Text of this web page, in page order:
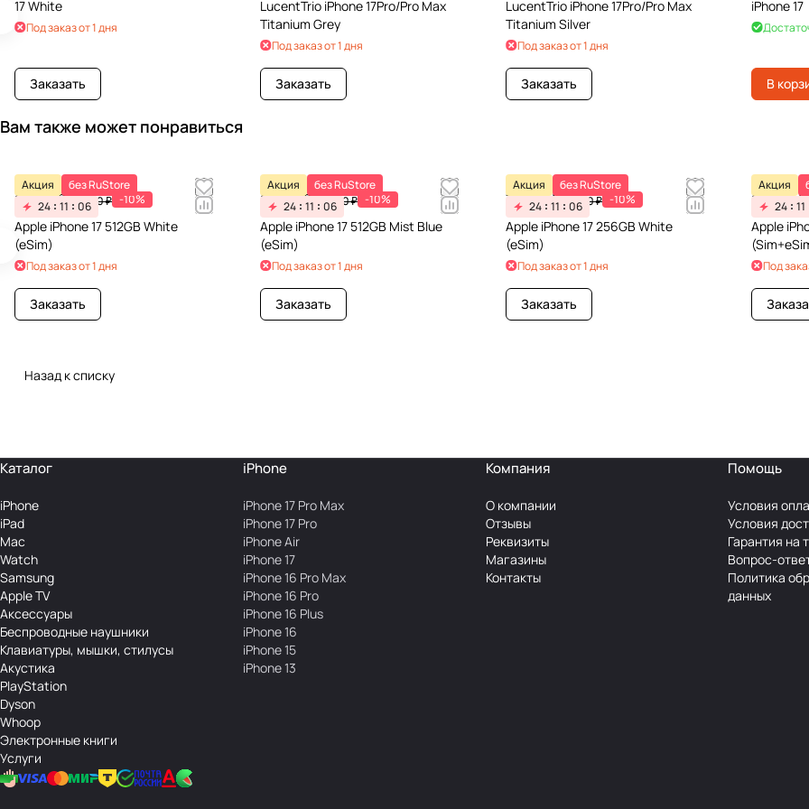
17 White
Под заказ от 1 дня
Заказать
LucentTrio iPhone 17Pro/Pro Max
Titanium Grey
Под заказ от 1 дня
Заказать
LucentTrio iPhone 17Pro/Pro Max
Titanium Silver
Под заказ от 1 дня
Заказать
iPhone 17
В
Вам также может понравиться
Акция
без RuStore
24 11 06
91 791 ₽101 990 ₽ -10%
Apple iPhone 17 512GB White
(eSim)
Под заказ от 1 дня
Заказать
Акция
без RuStore
24 11 06
91 791 ₽101 990 ₽ -10%
Apple iPhone 17 512GB Mist Blue
(eSim)
Под заказ от 1 дня
Заказать
Акция
без RuStore
24 11 06
76 491 ₽84 990 ₽ -10%
Apple iPhone 17 256GB White
(eSim)
Под заказ от 1 дня
Заказать
Акция
24 11
98 991 ₽
Apple
Под
Назад к списку
Каталог
iPhone
iPad
Mac
Watch
Samsung
Apple TV
Аксесcуары
Беcпроводные наушники
Клавиатуры, мышки, стилусы
Акустика
PlayStation
Dyson
Whoop
Электронные книги
Услуги
iPhone
iPhone 17 Pro Max
iPhone 17 Pro
iPhone Air
iPhone 17
iPhone 16 Pro Max
iPhone 16 Pro
iPhone 16 Plus
iPhone 16
iPhone 15
iPhone 13
Компания
О компании
Отзывы
Реквизиты
Магазины
Контакты
Помощь
Условия
Условия
Гарантия на
Вопрос-
Политика
данных